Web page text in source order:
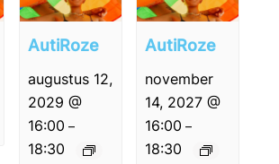
AutiRoze
augustus 12,
2029 @
16:00 –
18:30
AutiRoze
november
14, 2027 @
16:00 –
18:30